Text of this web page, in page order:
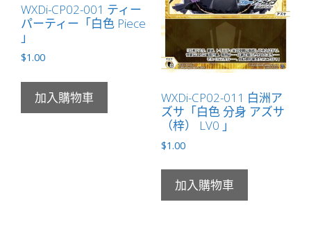
WXDi-CP02-001 ティー
パーティー「白色 Piece
」
$1.00
加入購物車
WXDi-CP02-011 白洲ア
ズサ「白色 分身 アズサ
（梓） LV0 」
$1.00
加入購物車